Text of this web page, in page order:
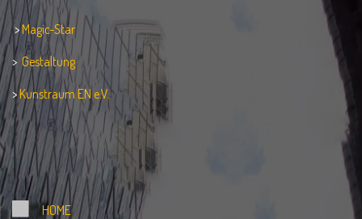
>Magic-Star
> Gestaltung
>Kunstraum EN e.V.
HOME